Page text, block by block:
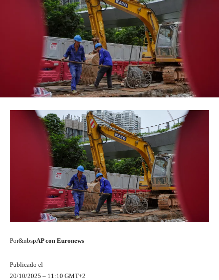
Por&nbspAP con Euronews
Publicado el
20/10/2025 – 11:10 GMT+2